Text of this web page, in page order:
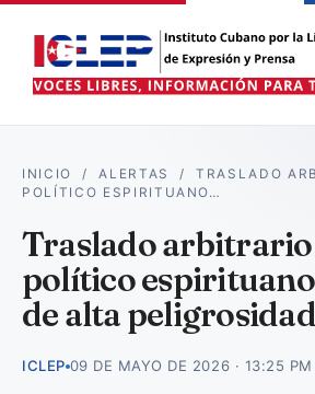
INICIO /ALERTAS /TRASLADO
POLÍTICO ESPIRITUANO…
Traslado arbitrario
político
de alta peligrosidad
ICLEP 09 DE MAYO DE 2026 · 13:25 PM